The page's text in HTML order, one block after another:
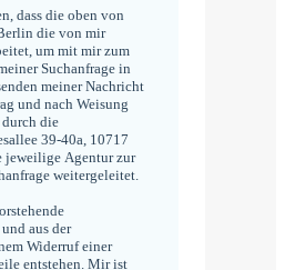
dass die oben von
die von mir
um mit mir zum
Suchanfrage in
meiner Nachricht
und nach Weisung
die
39-40a, 10717
jeweilige Agentur zur
weitergeleitet.
aus der
Widerruf einer
entstehen. Mir ist